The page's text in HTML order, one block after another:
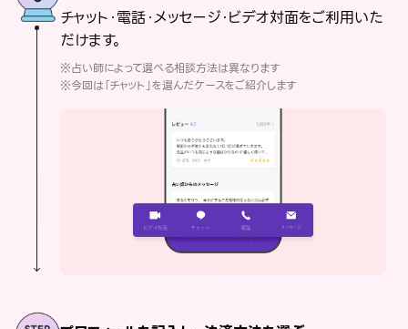
チャット・電話・メッセージ・ビデオ対面をご利用いた
だけます。
※占い師によって選べる相談方法は異なります
※今回は「チャット」を選んだケースをご紹介します